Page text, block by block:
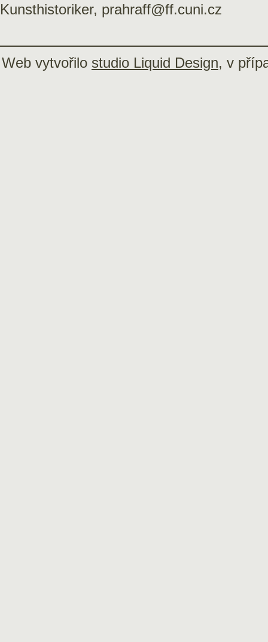
Kunsthistoriker, prahraff@ff.cuni.cz
Web vytvořilo studio Liquid Design, v